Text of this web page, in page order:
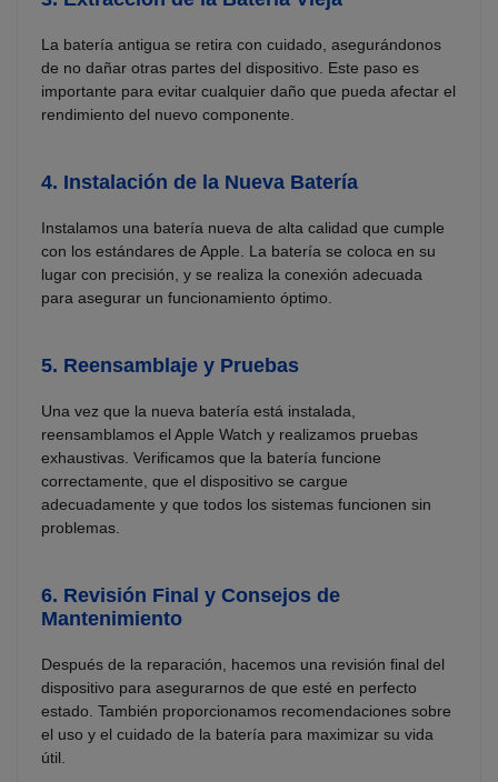
La batería antigua se retira con cuidado, asegurándonos
de no dañar otras partes del dispositivo. Este paso es
importante para evitar cualquier daño que pueda afectar el
rendimiento del nuevo componente.
4. Instalación de la Nueva Batería
Instalamos una batería nueva de alta calidad que cumple
con los estándares de Apple. La batería se coloca en su
lugar con precisión, y se realiza la conexión adecuada
para asegurar un funcionamiento óptimo.
5. Reensamblaje y Pruebas
Una vez que la nueva batería está instalada,
reensamblamos el Apple Watch y realizamos pruebas
exhaustivas. Verificamos que la batería funcione
correctamente, que el dispositivo se cargue
adecuadamente y que todos los sistemas funcionen sin
problemas.
6. Revisión Final y Consejos de
Mantenimiento
Después de la reparación, hacemos una revisión final del
dispositivo para asegurarnos de que esté en perfecto
estado. También proporcionamos recomendaciones sobre
el uso y el cuidado de la batería para maximizar su vida
útil.